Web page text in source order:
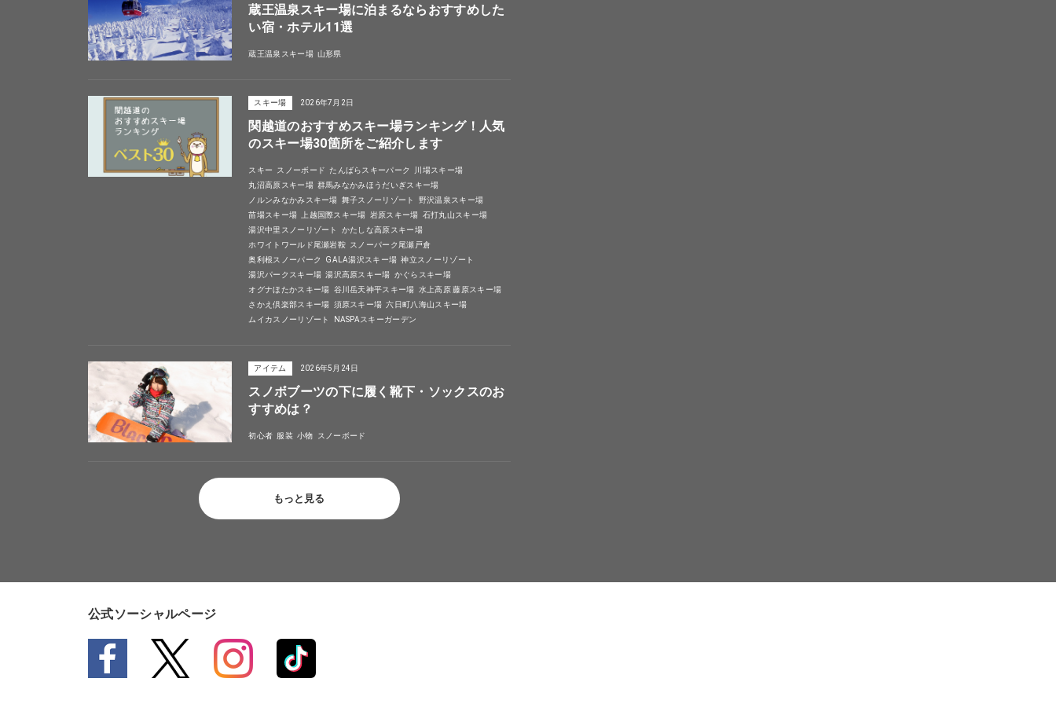
蔵王温泉スキー場に泊まるならおすすめした
い宿・ホテル11選
蔵王温泉スキー場 山形県
スキー場 2026年7月2日
関越道のおすすめスキー場ランキング！人気
のスキー場30箇所をご紹介します
スキー スノーボード たんばらスキーパーク
川場スキー場
丸沼高原スキー場 群馬みなかみほうだいぎスキー場
ノルンみなかみスキー場 舞子スノーリゾート
野沢温泉スキー場
苗場スキー場 上越国際スキー場 岩原スキー場 石打丸山スキー場
湯沢中里スノーリゾート
かたしな高原スキー場
ホワイトワールド尾瀬岩鞍 スノーパーク尾瀬戸倉
奥利根スノーパーク
GALA湯沢スキー場 神立スノーリゾート
湯沢パークスキー場 湯沢高原スキー場 かぐらスキー場
オグナほたかスキー場 谷川岳天神平スキー場 水上高原 藤原スキー場
さかえ倶楽部スキー場 須原スキー場 六日町八海山スキー場
ムイカスノーリゾート
NASPAスキーガーデン
アイテム 2026年5月24日
スノボブーツの下に履く靴下・ソックスのお
すすめは？
初心者 服装 小物 スノーボード
もっと見る
公式ソーシャルページ